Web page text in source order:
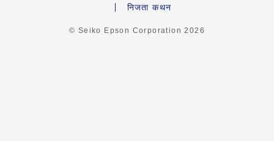
निजता कथन
© Seiko Epson Corporation2026